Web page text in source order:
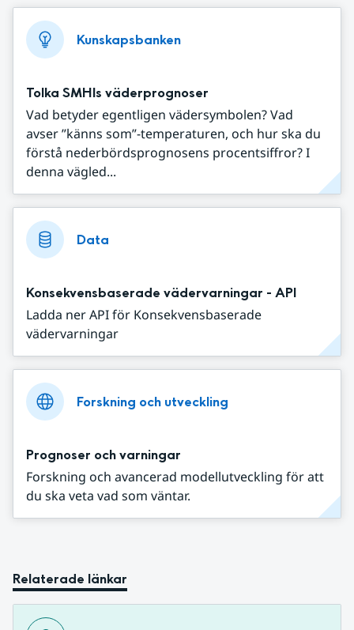
Kunskapsbanken
Tolka SMHIs väderprognoser
Vad betyder egentligen vädersymbolen? Vad
avser ”känns som”-temperaturen, och hur ska du
förstå nederbördsprognosens procentsiffror? I
denna vägled...
Data
Konsekvensbaserade vädervarningar - API
Ladda ner API för Konsekvensbaserade
vädervarningar
Forskning och utveckling
Prognoser och varningar
Forskning och avancerad modellutveckling för att
du ska veta vad som väntar.
Relaterade länkar